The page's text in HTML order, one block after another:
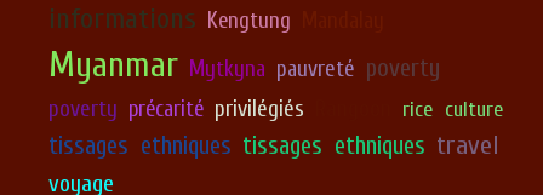
informations Kengtung
Myanmar Mytkyna pauvreté poverty
poverty précarité privilégiés rice culture
tissages ethniques tissages ethniques travel
voyage